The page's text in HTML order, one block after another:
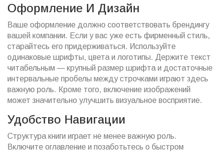
Оформление И Дизайн
Ваше оформление должно соответствовать брендингу
вашей компании. Если у вас уже есть фирменный стиль,
старайтесь его придерживаться. Используйте
одинаковые шрифты, цвета и логотипы. Держите текст
читабельным — крупный размер шрифта и достаточные
интервальные пробелы между строчками играют здесь
важную роль. Кроме того, включение изображений
может значительно улучшить визуальное восприятие.
Удобство Навигации
Структура книги играет не менее важную роль.
Включите оглавление и позаботьтесь о быстром